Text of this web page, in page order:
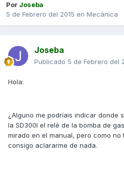
Por Joseba
5 de Febrero del 2015 en Mecánica
Joseba
Publicado 5 de Febrero del
Hola:
¿Alguno me podríais indicar donde
la SD300I el relé de la bomba de
mirado en el manual, pero como
consigo aclararme de nada.